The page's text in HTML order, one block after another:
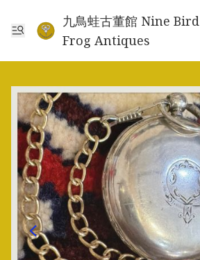
九鳥蛙古董館 Nine Bird
Frog Antiques